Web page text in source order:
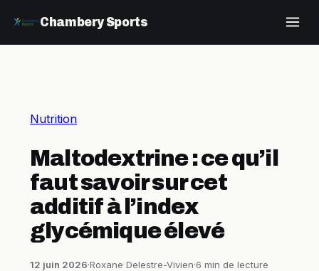
Chambery Sports
Nutrition
Maltodextrine : ce qu’il
faut savoir sur cet
additif à l’index
glycémique élevé
12 juin 2026·Roxane Delestre-Vivien·6 min de lecture